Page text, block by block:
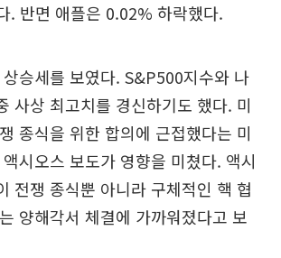
. 반면 애플은 0.02% 하락했다.
승세를 보였다. S&P500지수와 나
사상 최고치를 경신하기도 했다. 미
종식을 위한 합의에 근접했다는 미
시오스 보도가 영향을 미쳤다. 액시
전쟁 종식뿐 아니라 구체적인 핵 협
양해각서 체결에 가까워졌다고 보